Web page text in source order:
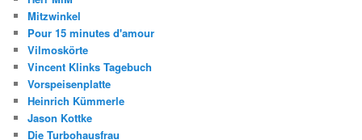
Mitzwinkel
Pour 15 minutes d'amour
Vilmoskörte
Vincent Klinks Tagebuch
Vorspeisenplatte
Heinrich Kümmerle
Jason Kottke
Die Turbohausfrau